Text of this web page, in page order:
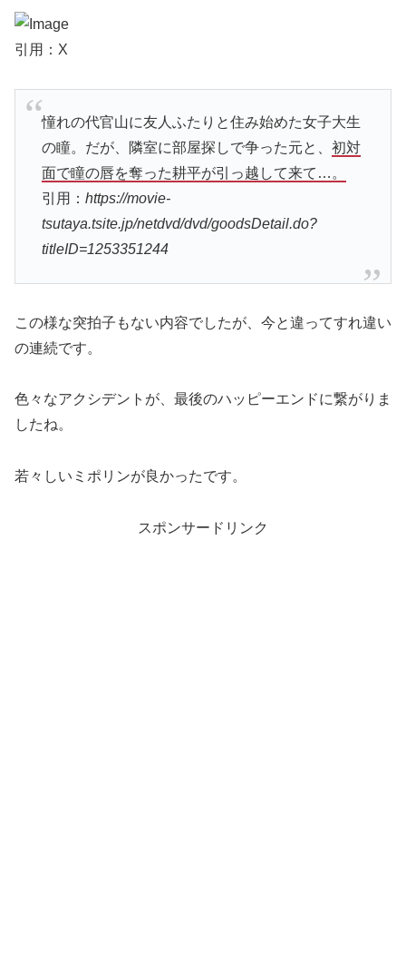
引用：X
憧れの代官山に友人ふたりと住み始めた女子大生
の瞳。だが、隣室に部屋探しで争った元と、 初対
面で瞳の唇を奪った耕平が引っ越して来て…。
引用： https://movie-
tsutaya.tsite.jp/netdvd/dvd/goodsDetail.do?
titleID=1253351244
この様な突拍子もない内容でしたが、今と違ってすれ違い
の連続です。
色々なアクシデントが、最後のハッピーエンドに繋がりま
したね。
若々しいミポリンが良かったです。
スポンサードリンク